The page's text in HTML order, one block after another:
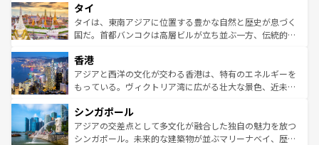
リティに包まれながら、韓国の多彩な魅力を心ゆくまで味
わってみてほしい。 なお、新着の韓国情報はコンテンツ一
覧を参照してほしい。
急速な発展と共に伝統が息づく。ハノイの古い町並みやホ
ーチミン市のフランス統治時代の建物も、独特の雰囲気を
醸し出している。また、バラエティの豊かさとおいしさで
とつ。フォーやバインミー、ベトナムコーヒーなどは、ぜ
ひ現地で味わいたい。どの地域を訪れてもあたたかい人々
が旅行者を迎えてくれるので、きっと忘れられない旅にな
参照してほしい。
タイ
タイは、東南アジアに位置する豊かな自然と歴史が息づく
国だ。首都バンコクは高層ビルが立ち並ぶ一方、伝統的な
の活気が交差している。北部ではチェンマイなどの山岳地
帯で自然と触れ合い、南部ではプーケットやクラビの美し
いビーチでリゾート気分を楽しむことができる。タイ料理
激する。気候は一年中温暖で、どの季節にも異なる楽しみ
が待っている。親しみやすいタイの人々、仏教を中心とし
た文化、そして多様な観光資源が、訪れる旅人を魅了し続
香港
アジアと西洋の文化が交わる香港は、特有のエネルギーを
もっている。ヴィクトリア湾に広がる壮大な景色、近未来
み、どこを訪れても感動するはず。観光スポットが密集し
ており、効率よく見どころを回れるのも魅力。息をのむよ
うな絶景から文化的な体験まで、香港を存分に楽しみ尽く
シンガポール
アジアの交差点として多文化が融合した独自の魅力を放つ
シンガポール。未来的な建築物が並ぶマリーナベイ、歴史